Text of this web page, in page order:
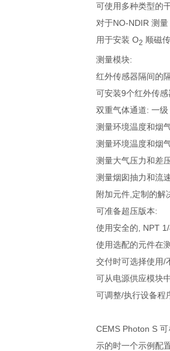
可使用多种类型的
对于NO-NDIR 测
用于安装 O2 顺磁
测量模块:
红外传感器隔间的
可安装9个红外传
双重气体通道: 一
测量环境温度和烟
测量环境温度和烟
测量大气压力和差
测量烟囱抽力和流
附加元件,定制的解
可准备超压版本:
使用安全的, NPT
使用选配的元件在
交付时可选择使用/
可从电源供应模块
可调整/执行设备程
CEMS Photon S
示的时一个示例配